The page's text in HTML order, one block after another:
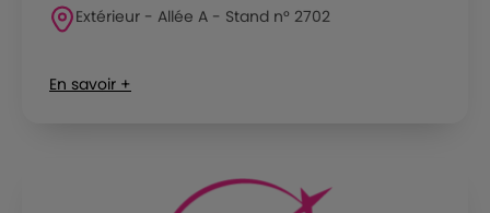
Extérieur - Allée A - Stand n° 2702
En savoir +